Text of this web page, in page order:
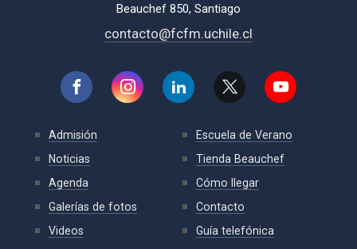
Beauchef 850, Santiago
contacto@fcfm.uchile.cl
Admisión
Noticias
Agenda
Galerías de fotos
Videos
Escuela de Verano
Tienda Beauchef
Cómo llegar
Contacto
Guía telefónica